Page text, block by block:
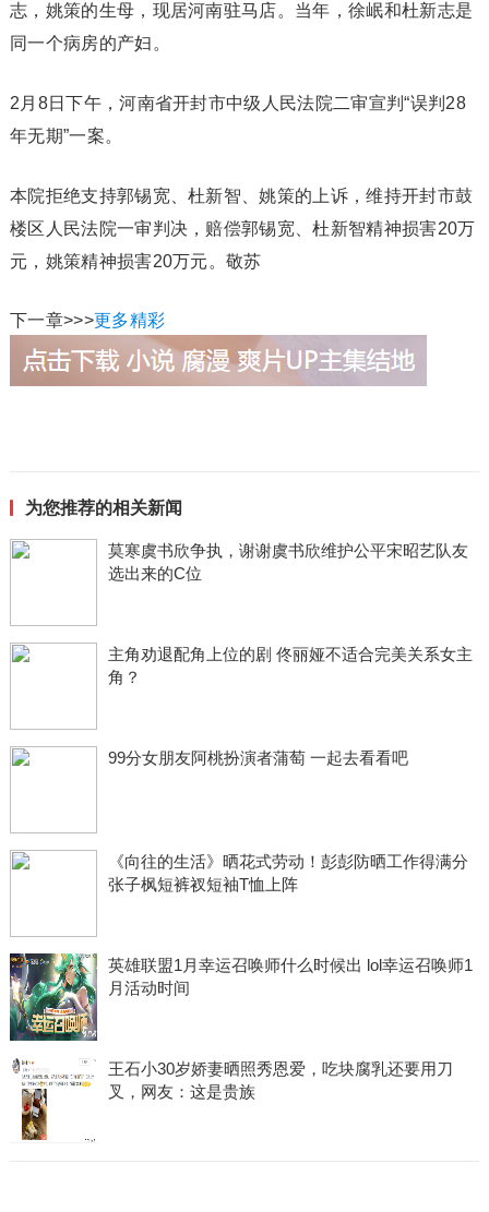
志，姚策的生母，现居河南驻马店。当年，徐岷和杜新志是
同一个病房的产妇。
2月8日下午，河南省开封市中级人民法院二审宣判“误判28
年无期”一案。
本院拒绝支持郭锡宽、杜新智、姚策的上诉，维持开封市鼓
楼区人民法院一审判决，赔偿郭锡宽、杜新智精神损害20万
元，姚策精神损害20万元。敬苏
下一章>>>更多精彩
为您推荐的相关新闻
莫寒虞书欣争执，谢谢虞书欣维护公平宋昭艺队友
选出来的C位
主角劝退配角上位的剧 佟丽娅不适合完美关系女主
角？
99分女朋友阿桃扮演者蒲萄 一起去看看吧
《向往的生活》晒花式劳动！彭彭防晒工作得满分
张子枫短裤衩短袖T恤上阵
英雄联盟1月幸运召唤师什么时候出 lol幸运召唤师1
月活动时间
王石小30岁娇妻晒照秀恩爱，吃块腐乳还要用刀
叉，网友：这是贵族